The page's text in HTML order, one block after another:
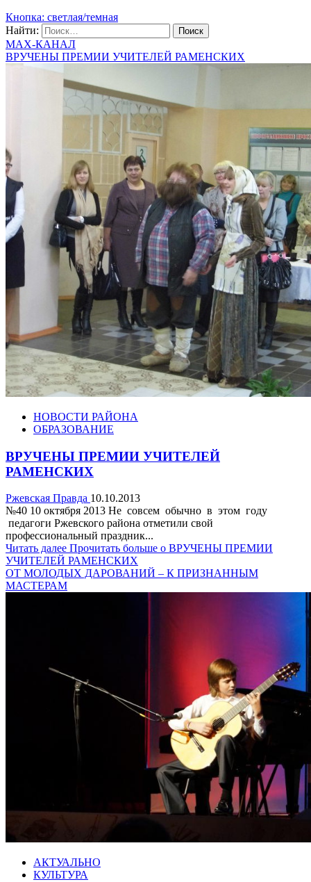
Кнопка: светлая/темная
Найти:
MAX-КАНАЛ
ВРУЧЕНЫ ПРЕМИИ УЧИТЕЛЕЙ РАМЕНСКИХ
НОВОСТИ РАЙОНА
ОБРАЗОВАНИЕ
ВРУЧЕНЫ ПРЕМИИ УЧИТЕЛЕЙ
РАМЕНСКИХ
Ржевская Правда 10.10.2013
№40 10 октября 2013 Не совсем обычно в этом году
педагоги Ржевского района отметили свой
профессиональный праздник...
Читать далее Прочитать больше о ВРУЧЕНЫ ПРЕМИИ
УЧИТЕЛЕЙ РАМЕНСКИХ
ОТ МОЛОДЫХ ДАРОВАНИЙ – К ПРИЗНАННЫМ
МАСТЕРАМ
АКТУАЛЬНО
КУЛЬТУРА